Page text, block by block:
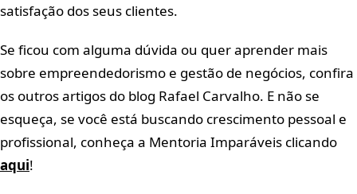
satisfação dos seus clientes.
Se ficou com alguma dúvida ou quer aprender mais
sobre empreendedorismo e gestão de negócios, confira
os outros artigos do blog Rafael Carvalho. E não se
esqueça, se você está buscando crescimento pessoal e
profissional, conheça a Mentoria Imparáveis clicando
aqui!